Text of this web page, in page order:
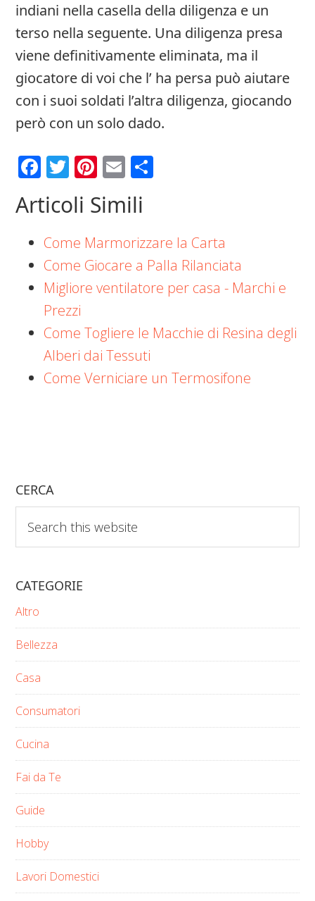
indiani nella casella della diligenza e un
terso nella seguente. Una diligenza presa
viene definitivamente eliminata, ma il
giocatore di voi che l’ ha persa può aiutare
con i suoi soldati l’altra diligenza, giocando
però con un solo dado.
Facebook
Twitter
Pinterest
Email
Articoli Simili
Come Marmorizzare la Carta
Come Giocare a Palla Rilanciata
Migliore ventilatore per casa - Marchi e
Prezzi
Come Togliere le Macchie di Resina degli
Alberi dai Tessuti
Come Verniciare un Termosifone
CERCA
this
website
CATEGORIE
Altro
Bellezza
Casa
Consumatori
Cucina
Fai da Te
Guide
Hobby
Lavori Domestici